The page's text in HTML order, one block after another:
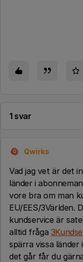
1 svar
Q Qwirks
Vad jag vet är det
länder i
vore bra om man
EU/EES/3Världen.
kundservice är
alltid fråga
spärra vissa
det går får du